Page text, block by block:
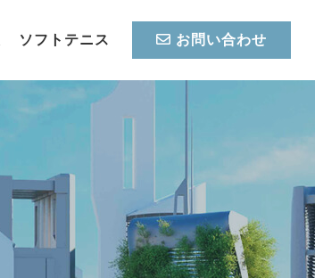
ソフトテニス お問い合わせ